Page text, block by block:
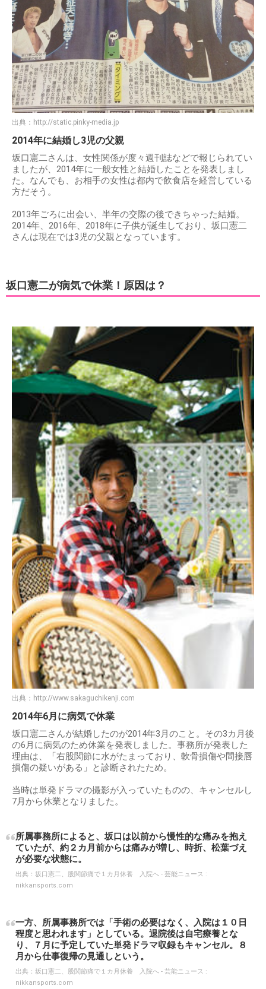
出典： http://static.pinky-media.jp
2014年に結婚し3児の父親
坂口憲二さんは、女性関係が度々週刊誌などで報じられてい
ましたが、2014年に一般女性と結婚したことを発表しまし
た。なんでも、お相手の女性は都内で飲食店を経営している
方だそう。
2013年ごろに出会い、半年の交際の後できちゃった結婚。
2014年、2016年、2018年に子供が誕生しており、坂口憲二
さんは現在では3児の父親となっています。
坂口憲二が病気で休業！原因は？
出典： http://www.sakaguchikenji.com
2014年6月に病気で休業
坂口憲二さんが結婚したのが2014年3月のこと。その3カ月後
の6月に病気のため休業を発表しました。事務所が発表した
理由は、「右股関節に水がたまっており、軟骨損傷や間接唇
損傷の疑いがある」と診断されたため。
当時は単発ドラマの撮影が入っていたものの、キャンセルし
7月から休業となりました。
所属事務所によると、坂口は以前から慢性的な痛みを抱え
ていたが、約２カ月前からは痛みが増し、時折、松葉づえ
が必要な状態に。
出典： 坂口憲二、股関節痛で１カ月休養 入院へ - 芸能ニュース :
nikkansports.com
一方、所属事務所では「手術の必要はなく、入院は１０日
程度と思われます」としている。退院後は自宅療養とな
り、７月に予定していた単発ドラマ収録もキャンセル。８
月から仕事復帰の見通しという。
出典： 坂口憲二、股関節痛で１カ月休養 入院へ - 芸能ニュース :
nikkansports.com